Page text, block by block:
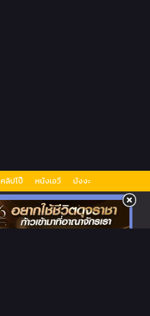
คลิปโป๊ หนังเอวี มังงะ